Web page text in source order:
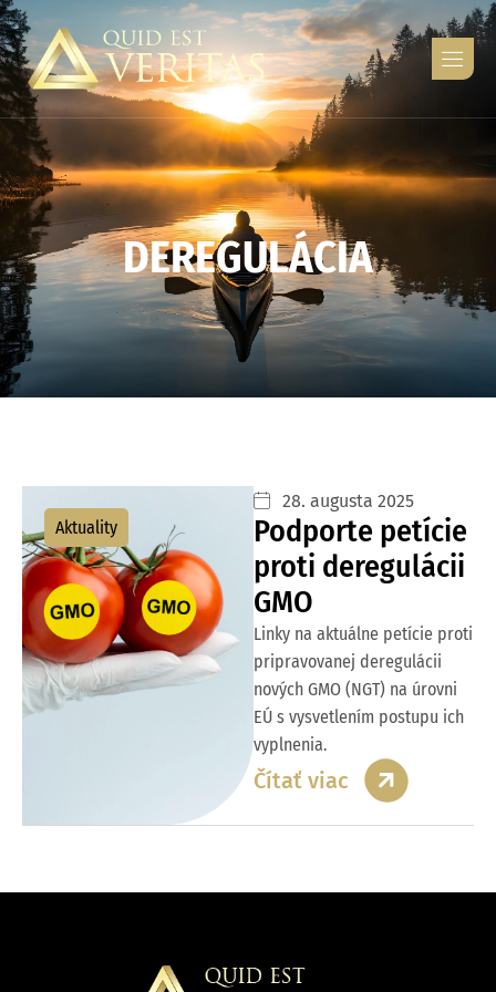
DEREGULÁCIA
Aktuality
28. augusta 2025
Podporte petície
proti deregulácii
GMO
Linky na aktuálne petície proti
pripravovanej deregulácii
nových GMO (NGT) na úrovni
EÚ s vysvetlením postupu ich
vyplnenia.
Čítať viac